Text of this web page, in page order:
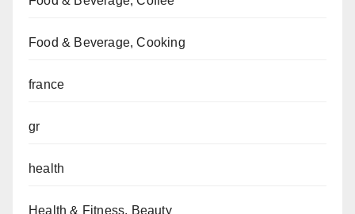
Food & Beverage, Cooking
france
gr
health
Health & Fitness, Beauty